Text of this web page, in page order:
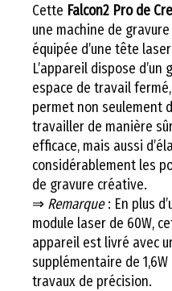
Cette Falcon2 Pro de
une machine de
équipée d’une tête
L’appareil dispose d’un
espace de travail
permet non seulement
travailler de manière
efficace, mais aussi
considérablement les
de gravure créative.
⇒ Remarque: En plus
module laser de 60W,
appareil est livré avec
supplémentaire de
travaux de précision.